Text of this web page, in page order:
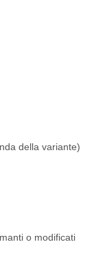
della variante)
o modificati